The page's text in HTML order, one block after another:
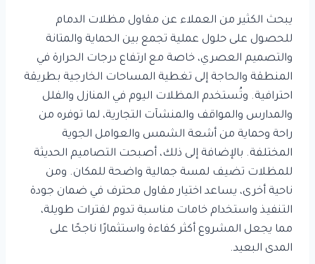
يبحث الكثير من العملاء عن مقاول مظلات الدمام
للحصول على حلول عملية تجمع بين الحماية والمتانة
والتصميم العصري، خاصة مع ارتفاع درجات الحرارة في
المنطقة والحاجة إلى تغطية المساحات الخارجية بطريقة
احترافية. وتُستخدم المظلات اليوم في المنازل والفلل
والمدارس والمواقف والمنشآت التجارية، لما توفره من
راحة وحماية من أشعة الشمس والعوامل الجوية
المختلفة. بالإضافة إلى ذلك، أصبحت التصاميم الحديثة
للمظلات تضيف لمسة جمالية واضحة للمكان. ومن
ناحية أخرى، يساعد اختيار مقاول محترف في ضمان جودة
التنفيذ واستخدام خامات مناسبة تدوم لفترات طويلة،
مما يجعل المشروع أكثر كفاءة واستثمارًا ناجحًا على
المدى البعيد.